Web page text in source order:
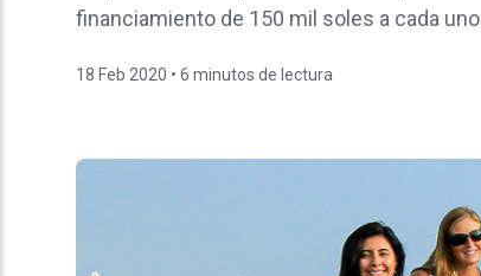
financiamiento de 150 mil soles a cada uno
18 Feb 2020 • 6 minutos de lectura